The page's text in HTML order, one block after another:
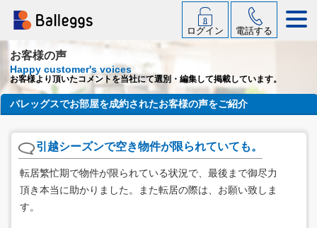
ログイン 電話する
お客様の声
Happy customer's voices
お客様より頂いたコメントを当社にて選別・編集して掲載しています。
バレッグスでお部屋を成約されたお客様の声をご紹介
引越シーズンで空き物件が限られていても。
転居繁忙期で物件が限られている状況で、最後まで御尽力
頂き本当に助かりました。また転居の際は、お願い致しま
す。